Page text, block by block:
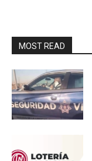
MOST READ